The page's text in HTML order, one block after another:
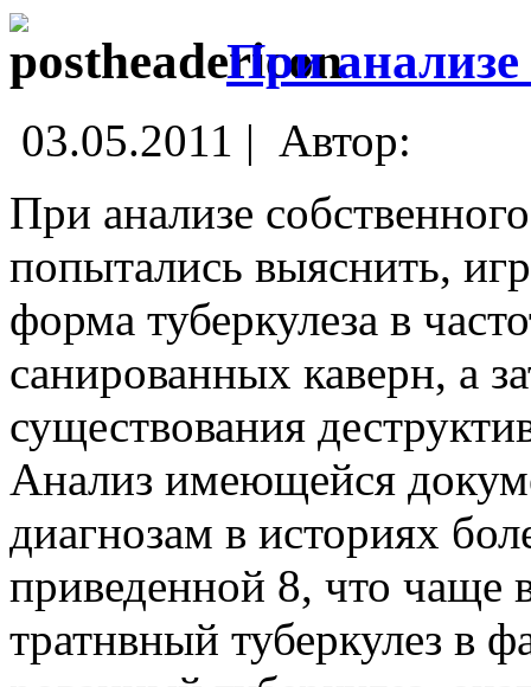
При анализе
03.05.2011 | Автор:
При анализе
попытались выяснить,
форма туберкулеза в
санированных каверн, а
существования
Анализ имеющейся
диагнозам в историях
приведенной 8, что чаще
тратнвный туберкулез в